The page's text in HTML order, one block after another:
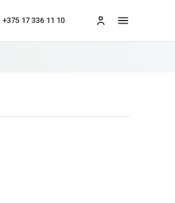
+375 17 336 11 10 меню